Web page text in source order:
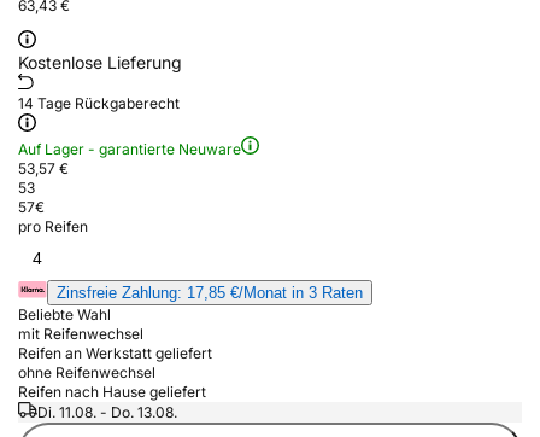
63,43 €
Kostenlose Lieferung
14 Tage Rückgaberecht
Auf Lager - garantierte Neuware
53,57 €
53
57€
pro Reifen
4
Zinsfreie Zahlung: 17,85 €/Monat in 3 Raten
Beliebte Wahl
mit Reifenwechsel
Reifen an Werkstatt geliefert
ohne Reifenwechsel
Reifen nach Hause geliefert
Di. 11.08. - Do. 13.08.